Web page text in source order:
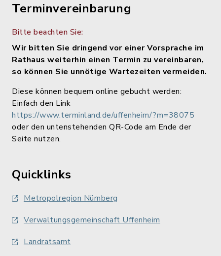
Terminvereinbarung
Bitte beachten Sie:
Wir bitten Sie dringend vor einer Vorsprache im
Rathaus weiterhin einen Termin zu vereinbaren,
so können Sie unnötige Wartezeiten vermeiden.
Diese können bequem online gebucht werden:
Einfach den Link
https://www.terminland.de/uffenheim/?m=38075
oder den untenstehenden QR-Code am Ende der
Seite nutzen.
Quicklinks
Metropolregion Nürnberg
Verwaltungsgemeinschaft Uffenheim
Landratsamt